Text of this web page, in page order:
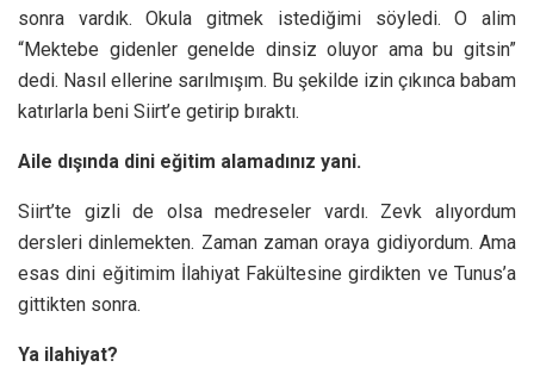
sonra vardık. Okula gitmek istediğimi söyledi. O alim
“Mektebe gidenler genelde dinsiz oluyor ama bu gitsin”
dedi. Nasıl ellerine sarılmışım. Bu şekilde izin çıkınca babam
katırlarla beni Siirt’e getirip bıraktı.
Aile dışında dini eğitim alamadınız yani.
Siirt’te gizli de olsa medreseler vardı. Zevk alıyordum
dersleri dinlemekten. Zaman zaman oraya gidiyordum. Ama
esas dini eğitimim İlahiyat Fakültesine girdikten ve Tunus’a
gittikten sonra.
Ya ilahiyat?